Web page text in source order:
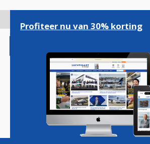
gaan
Magazine Podcasts
Profiteer nu van 30% korting